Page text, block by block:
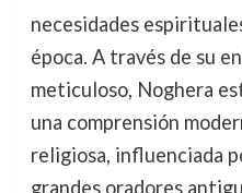
necesidades
época. A través de su
meticuloso, Noghera
una comprensión
religiosa, influenciada
grandes oradores